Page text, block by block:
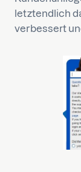
letztendlich
verbessert